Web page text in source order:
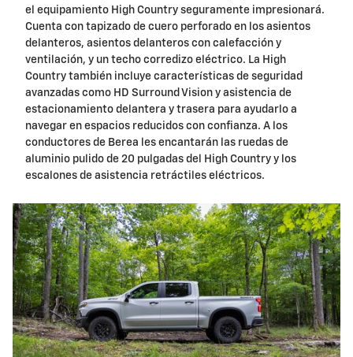
el equipamiento High Country seguramente impresionará.
Cuenta con tapizado de cuero perforado en los asientos
delanteros, asientos delanteros con calefacción y
ventilación, y un techo corredizo eléctrico. La High
Country también incluye características de seguridad
avanzadas como HD Surround Vision y asistencia de
estacionamiento delantera y trasera para ayudarlo a
navegar en espacios reducidos con confianza. A los
conductores de Berea les encantarán las ruedas de
aluminio pulido de 20 pulgadas del High Country y los
escalones de asistencia retráctiles eléctricos.